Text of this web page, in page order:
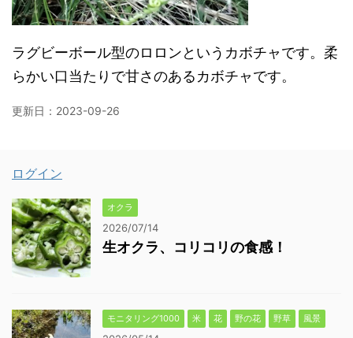
ラグビーボール型のロロンというカボチャです。柔
らかい口当たりで甘さのあるカボチャです。
更新日： 2023-09-26
ログイン
オクラ
2026/07/14
生オクラ、コリコリの食感！
モニタリング1000 米 花 野の花 野草 風景